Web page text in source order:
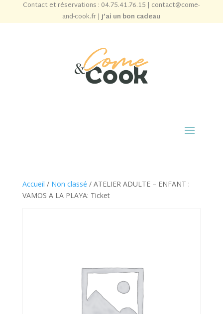
Contact et réservations : 04.75.41.76.15 | contact@come-
and-cook.fr|J’ai un bon cadeau
Accueil / Non classé / ATELIER ADULTE – ENFANT :
VAMOS A LA PLAYA: Ticket